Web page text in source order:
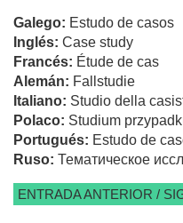
Galego: Estudo de casos
Inglés: Case study
Francés: Étude de cas
Alemán: Fallstudie
Italiano: Studio della
Polaco: Studium
Portugués: Estudo de
Ruso: Тематическое
ENTRADA ANTERIOR /